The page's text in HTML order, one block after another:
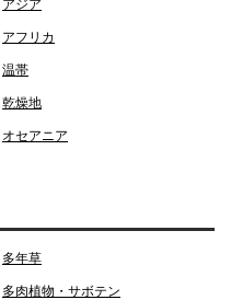
アジア
アフリカ
温帯
乾燥地
オセアニア
多年草
多肉植物・サボテン